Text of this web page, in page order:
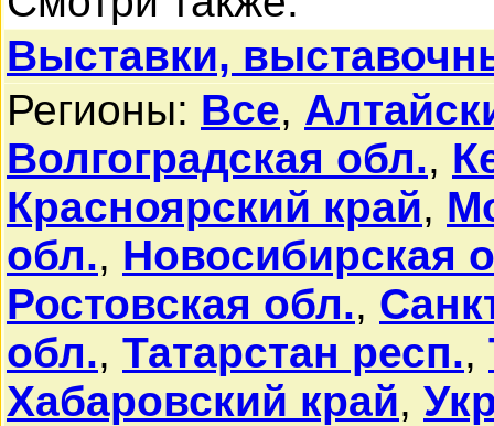
Выставки,
Регионы: Все,
Волгоградская обл.,
Красноярский край,
обл., Новосибирская
Ростовская обл.,
обл., Татарстан респ.,
Хабаровский край,